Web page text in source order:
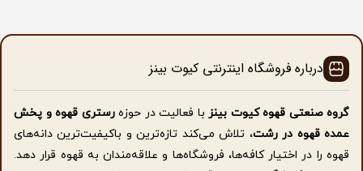
درباره فروشگاه اینترنتی کیوت بینز
گروه صنعتی قهوه کیوت بینز با فعالیت در حوزهرستری قهوه و پخش
عمده قهوه در رشت، تلاش می‌کند تازه‌ترین و باکیفیت‌ترین دانه‌های
قهوه را در اختیار کافه‌ها، فروشگاه‌ها و علاقه‌مندان به قهوه قرار دهد.